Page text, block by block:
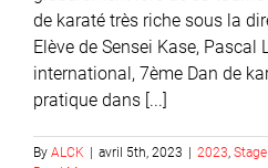
de karaté très riche sous la
Elève de Sensei Kase, Pascal
international, 7ème Dan de
pratique dans [...]
By ALCK avril 5th, 2023 2023, Stage